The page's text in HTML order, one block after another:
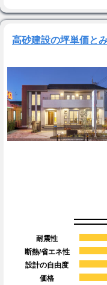
高砂建設の坪単価と
耐震性
断熱/省エネ性
設計の自由度
価格